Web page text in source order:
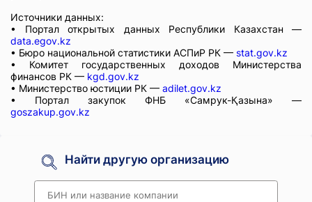
Источники данных:
• Портал открытых данных Республики Казахстан —
data.egov.kz
• Бюро национальной статистики АСПиР РК — stat.gov.kz
• Комитет государственных доходов Министерства
финансов РК — kgd.gov.kz
• Министерство юстиции РК — adilet.gov.kz
• Портал закупок ФНБ «Самрук-Қазына» —
goszakup.gov.kz
Найти другую организацию